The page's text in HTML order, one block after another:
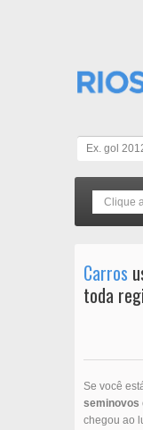
Carros
toda
Se você
seminovos
chegou ao